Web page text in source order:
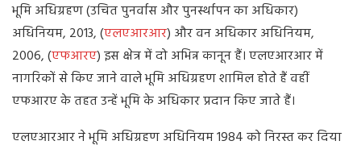
भूमि अधिग्रहण (उचित पुनर्वास और पुनर्स्थापन का अधिकार)
अधिनियम, 2013, (एलएआरआर) और वन अधिकार अधिनियम,
2006, (एफआरए) इस क्षेत्र में दो अभिन्न कानून हैं। एलएआरआर में
नागरिकों से किए जाने वाले भूमि अधिग्रहण शामिल होते हैं वहीं
एफआरए के तहत उन्हें भूमि के अधिकार प्रदान किए जाते हैं।
एलएआरआर ने भूमि अधिग्रहण अधिनियम 1984 को निरस्त कर दिया